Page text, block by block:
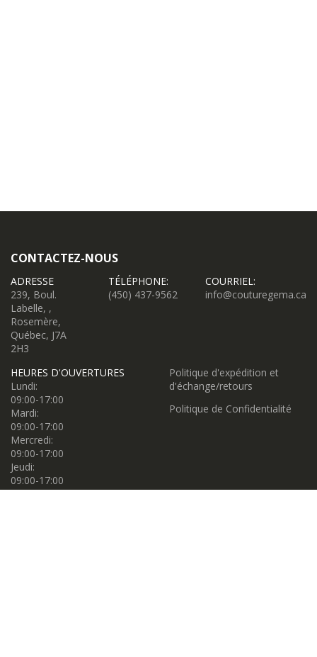
CONTACTEZ-NOUS
ADRESSE
239, Boul.
Labelle, ,
Rosemère,
Québec, J7A
2H3
TÉLÉPHONE:
(450) 437-9562
COURRIEL:
info@couturegema.ca
HEURES D'OUVERTURES
Lundi:
09:00-17:00
Mardi:
09:00-17:00
Mercredi:
09:00-17:00
Jeudi:
09:00-17:00
Vendredi:
Politique d'expédition et
d'échange/retours
Politique de Confidentialité